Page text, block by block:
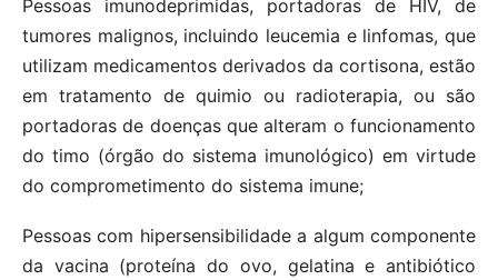
Pessoas imunodeprimidas, portadoras de HIV, de
tumores malignos, incluindo leucemia e linfomas, que
utilizam medicamentos derivados da cortisona, estão
em tratamento de quimio ou radioterapia, ou são
portadoras de doenças que alteram o funcionamento
do timo (órgão do sistema imunológico) em virtude
do comprometimento do sistema imune;
Pessoas com hipersensibilidade a algum componente
da vacina (proteína do ovo, gelatina e antibiótico